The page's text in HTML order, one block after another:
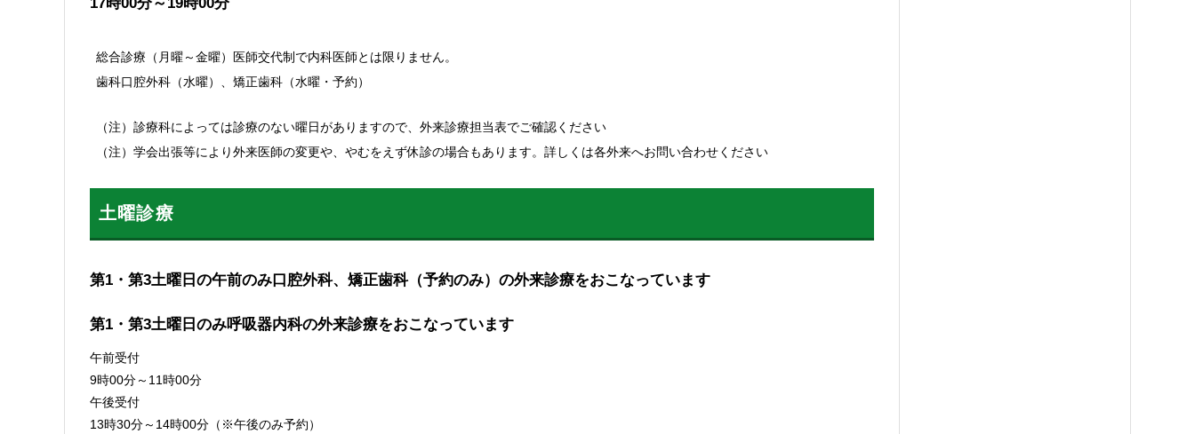
総合診療（月曜～金曜）医師交代制で内科医師とは限りません。
歯科口腔外科（水曜）、矯正歯科（水曜・予約）
（注）診療科によっては診療のない曜日がありますので、外来診療担当表でご確認ください
（注）学会出張等により外来医師の変更や、やむをえず休診の場合もあります。詳しくは各外来へお問い合わせください
土曜診療
第1・第3土曜日の午前のみ口腔外科、矯正歯科（予約のみ）の外来診療をおこなっています
第1・第3土曜日のみ呼吸器内科の外来診療をおこなっています
午前受付
9時00分～11時00分
午後受付
13時30分～14時00分（※午後のみ予約）